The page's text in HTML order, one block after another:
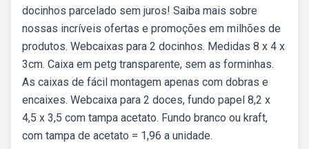
docinhos parcelado sem juros! Saiba mais sobre
nossas incríveis ofertas e promoções em milhões de
produtos. Webcaixas para 2 docinhos. Medidas 8 x 4 x
3cm. Caixa em petg transparente, sem as forminhas.
As caixas de fácil montagem apenas com dobras e
encaixes. Webcaixa para 2 doces, fundo papel 8,2 x
4,5 x 3,5 com tampa acetato. Fundo branco ou kraft,
com tampa de acetato = 1,96 a unidade.